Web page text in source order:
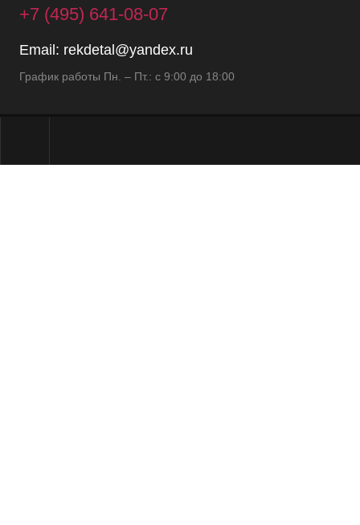
+7 (495) 641-08-07
Email: rekdetal@yandex.ru
График работы Пн. – Пт.: с 9:00 до 18:00